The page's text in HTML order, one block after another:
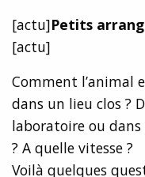
[actu]Petits
[actu]
Comment l’animal
dans un lieu clos ?
laboratoire ou
? A quelle vitesse ?
Voilà quelques